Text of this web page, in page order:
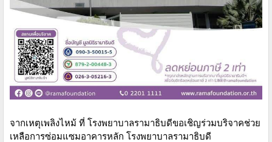
จากเหตุเพลิงไหม้ ที่ โรงพยาบาลรามาธิบดีขอเชิญร่วมบริจาคช่วย
เหลือการซ่อมแซมอาคารหลัก โรงพยาบาลรามาธิบดี